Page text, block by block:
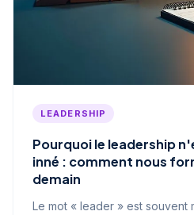
LEADERSHIP
Pourquoi le leadership
inné : comment nous
demain
Le mot « leader » est souvent